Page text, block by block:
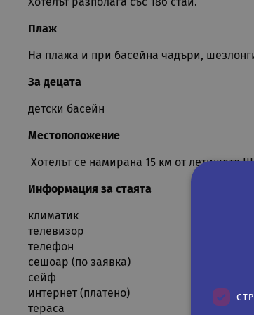
Хотелът разполага със 186 стаи.
Плаж
На плажа и при басейна чадъри,
За децата
детски басейн
Местоположение
Хотелът се намирана 15 км от летището
Информация за стаята
климатик
телевизор
телефон
сешоар (по заявка)
сейф
интернет (платено)
тераса